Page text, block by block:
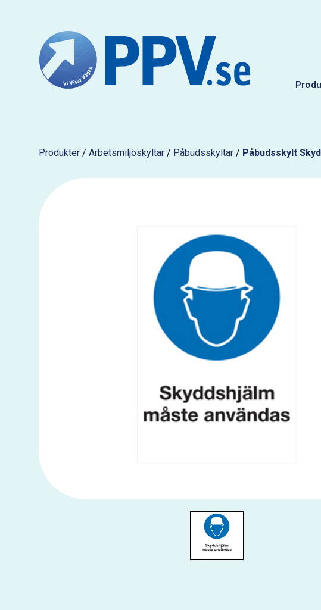
Produkter/ Arbetsmiljöskyltar/ Påbudsskyltar/ Påbudsskylt